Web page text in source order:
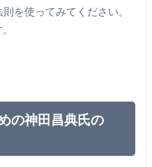
を使ってみてください。
の神田昌典氏の